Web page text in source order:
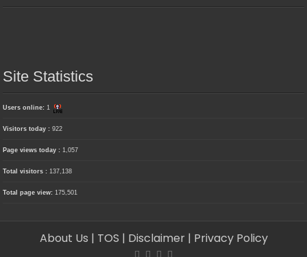
Site Statistics
Users online:1
Visitors today :922
Page views today :1,057
Total visitors :137,138
Total page view:175,501
About Us | TOS | Disclaimer | Privacy Policy